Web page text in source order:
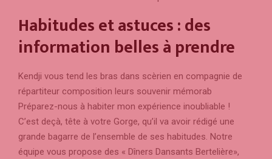
Habitudes et astuces : des
information belles à prendre
Kendji vous tend les bras dans scèrien en compagnie de
répartiteur composition leurs souvenir mémorab
Préparez-nous à habiter mon expérience inoubliable !
C’est deçà, tête à votre Gorge, qu’il va avoir rédigé une
grande bagarre de l’ensemble de ses habitudes. Notre
équipe vous propose des « Dîners Dansants Bertelière»,